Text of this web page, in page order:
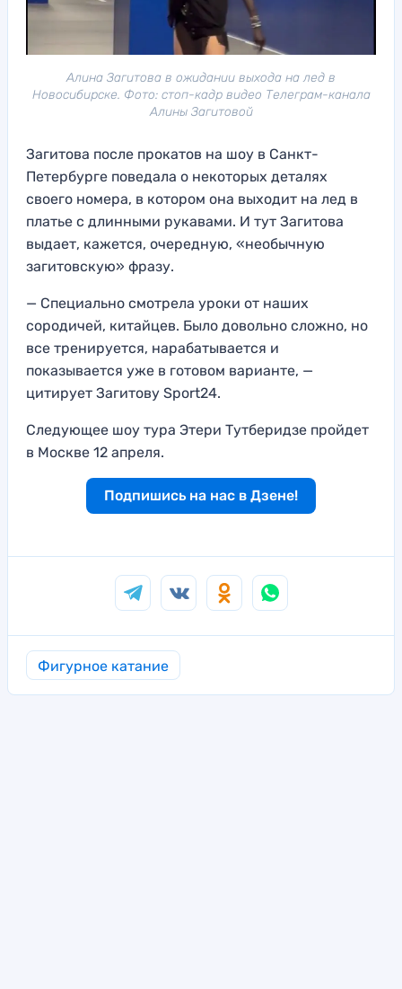
Алина Загитова в ожидании выхода на лед в
Новосибирске. Фото: стоп-кадр видео Телеграм-канала
Алины Загитовой
Загитова после прокатов на шоу в Санкт-
Петербурге поведала о некоторых деталях
своего номера, в котором она выходит на лед в
платье с длинными рукавами. И тут Загитова
выдает, кажется, очередную, «необычную
загитовскую» фразу.
— Специально смотрела уроки от наших
сородичей, китайцев. Было довольно сложно, но
все тренируется, нарабатывается и
показывается уже в готовом варианте, —
цитирует Загитову Sport24.
Следующее шоу тура Этери Тутберидзе пройдет
в Москве 12 апреля.
Подпишись на нас в Дзене!
Фигурное катание